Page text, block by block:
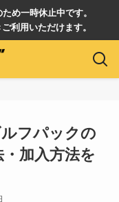
め一時休止中です。
利用いただけます。
フパックの
加入方法を